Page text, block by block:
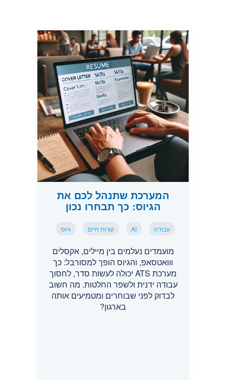
המערכת שתנהל לכם את
הגיוס: כך תבחרו נכון
עבודה AI קורות חיים גיוס
מועמדים נעלמים בין מיילים, אקסלים
ווואטסאפ, והגיוס הופך למסורבל: כך
מערכת ATS יכולה לעשות סדר, לחסוך
עבודה ידנית ולשפר החלטות. מה חשוב
לבדוק לפני שבוחרים ומטמיעים אותה
בארגון?